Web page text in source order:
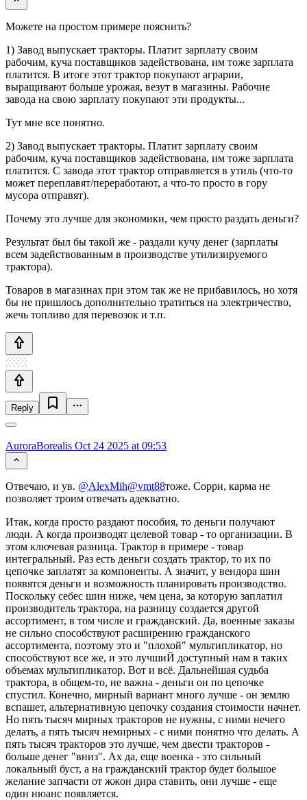
Можете на простом примере пояснить?
1) Завод выпускает тракторы. Платит зарплату своим
рабочим, куча поставщиков задействована, им тоже зарплата
платится. В итоге этот трактор покупают аграрии,
выращивают больше урожая, везут в магазины. Рабочие
завода на свою зарплату покупают эти продукты...
Тут мне все понятно.
2) Завод выпускает тракторы. Платит зарплату своим
рабочим, куча поставщиков задействована, им тоже зарплата
платится. С завода этот трактор отправляется в утиль (что-то
может переплавят/переработают, а что-то просто в гору
мусора отправят).
Почему это лучше для экономики, чем просто раздать деньги?
Результат был бы такой же - раздали кучу денег (зарплаты
всем задействованным в производстве утилизируемого
трактора).
Товаров в магазинах при этом так же не прибавилось, но хотя
бы не пришлось дополнительно тратиться на электричество,
жечь топливо для перевозок и т.п.
Reply
AuroraBorealis Oct 24 2025 at 09:53
Отвечаю, и ув. @AlexMih@vmt88тоже. Сорри, карма не
позволяет троим отвечать адекватно.
Итак, когда просто раздают пособия, то деньги получают
люди. А когда производят целевой товар - то организации. В
этом ключевая разница. Трактор в примере - товар
интегральный. Раз есть деньги создать трактор, то их по
цепочке заплатят за компоненты. А значит, у вендора шин
появятся деньги и возможность планировать производство.
Поскольку себес шин ниже, чем цена, за которую заплатил
производитель трактора, на разницу создается другой
ассортимент, в том числе и гражданский. Да, военные заказы
не сильно способствуют расширению гражданского
ассортимента, поэтому это и "плохой" мультипликатор, но
способствуют все же, и это лучшиЙ доступный нам в таких
объемах мультипликатор. Вот и всё. Дальнейшая судьба
трактора, в общем-то, не важна - деньги он по цепочке
спустил. Конечно, мирный вариант много лучше - он землю
вспашет, альтернативную цепочку создания стоимости начнет.
Но пять тысяч мирных тракторов не нужны, с ними нечего
делать, а пять тысяч немирных - с ними понятно что делать. А
пять тысяч тракторов это лучше, чем двести тракторов -
больше денег "вниз". Ах да, еще военка - это сильный
локальный буст, а на гражданский трактор будет большое
желание запчасти от жжон дира ставить, они лучше - еще
один нюанс появляется.